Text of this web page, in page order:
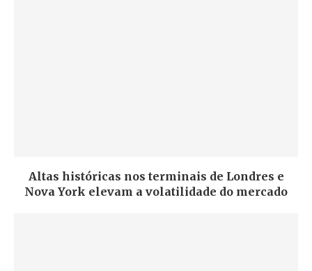
Altas históricas nos terminais de Londres e
Nova York elevam a volatilidade do mercado